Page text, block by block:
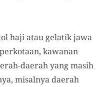
haji atau gelatikjawa
kawanan
daerah yang masih
misalnya daerah